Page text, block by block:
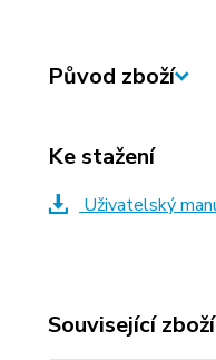
Původ zboží
Ke stažení
Uživatelský
Související zboží